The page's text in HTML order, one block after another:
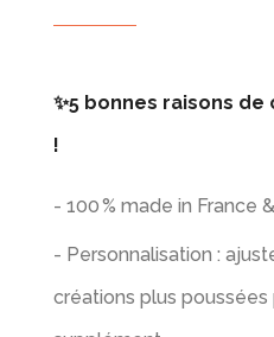
✨5 bonnes raisons
!
- 100 % made in France
- Personnalisation :
créations plus